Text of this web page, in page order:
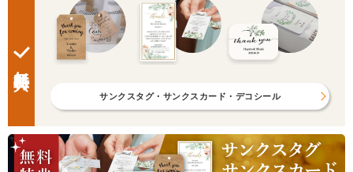
サンクスタグ・サンクスカード・デコシール